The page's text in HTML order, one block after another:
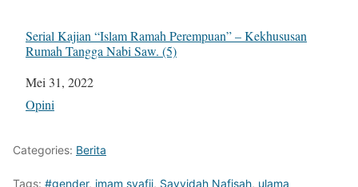
Serial Kajian “Islam Ramah Perempuan” – Kekhususan
Rumah Tangga Nabi Saw. (5)
Tanggal
Mei 31, 2022
Sehubungan dengan
Opini
Categories: Berita
Tags: #gender, imam syafii, Sayyidah Nafisah, ulama